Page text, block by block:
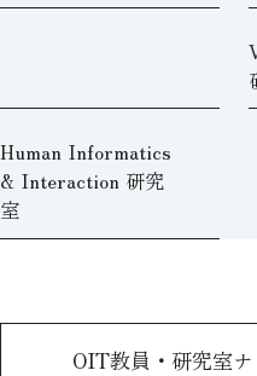
Human Informatics
& Interaction 研究
室
OIT教員・研究室